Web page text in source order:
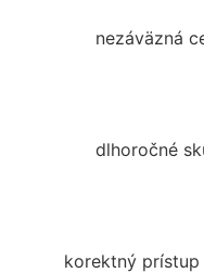
nezáväzná
dlhoročné
korektný